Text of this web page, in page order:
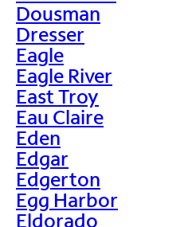
Dousman
Dresser
Eagle
Eagle River
East Troy
Eau Claire
Eden
Edgar
Edgerton
Egg Harbor
Eldorado